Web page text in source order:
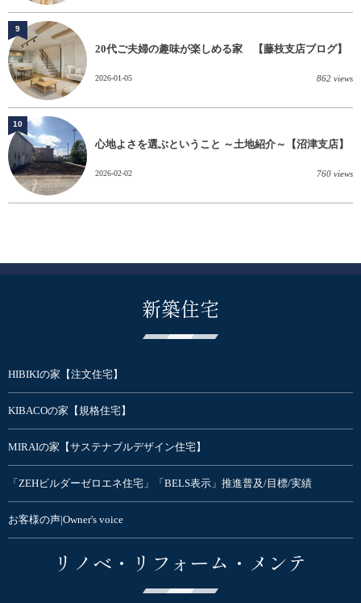
20代ご夫婦の趣味が楽しめる家 【藤枝支店ブログ】
2026-01-05 862 views
9
心地よさを選ぶということ ～土地紹介～【沼津支店】
2026-02-02 760 views
10
新築住宅
HIBIKIの家【注文住宅】
KIBACOの家【規格住宅】
MIRAIの家【サステナブルデザイン住宅】
「ZEHビルダーゼロエネ住宅」「BELS表示」推進普及/目標/実績
お客様の声|Owner's voice
リノベ・リフォーム・メンテ